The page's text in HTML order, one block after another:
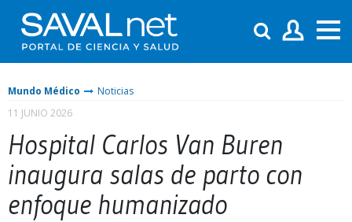
Mundo Médico
Noticias
11 JUNIO 2026
Hospital Carlos Van Buren
inaugura salas de parto con
enfoque humanizado